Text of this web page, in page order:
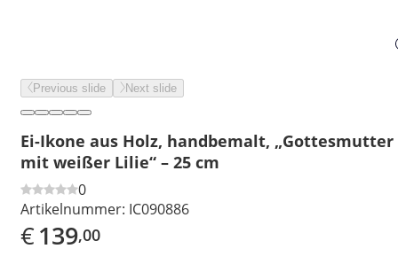
Previous slide Next slide
Ei-Ikone aus Holz, handbemalt, „Gottesmutter
mit weißer Lilie“ – 25 cm
0
Artikelnummer: IC090886
€139,00